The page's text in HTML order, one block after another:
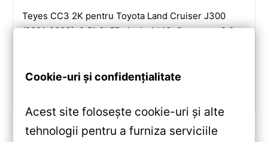
Teyes CC3 2K pentru Toyota Land Cruiser J300
(2021-2023): 9.5” QLED, Android 10, Octa-core 2.0
Cookie-uri și confidențialitate
Acest site folosește cookie-uri și alte
tehnologii pentru a furniza serviciile